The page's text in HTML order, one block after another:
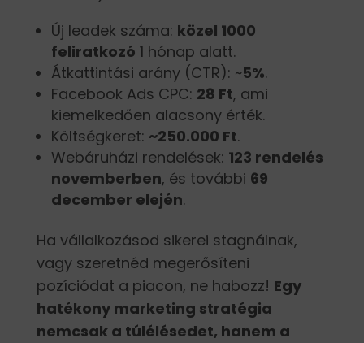
Új leadek száma: közel 1000
feliratkozó 1 hónap alatt.
Átkattintási arány (CTR): ~5%.
Facebook Ads CPC: 28 Ft, ami
kiemelkedően alacsony érték.
Költségkeret: ~250.000 Ft.
Webáruházi rendelések: 123 rendelés
novemberben, és további 69
december elején.
Ha vállalkozásod sikerei stagnálnak,
vagy szeretnéd megerősíteni
pozíciódat a piacon, ne habozz! Egy
hatékony marketing stratégia
nemcsak a túlélésedet, hanem a